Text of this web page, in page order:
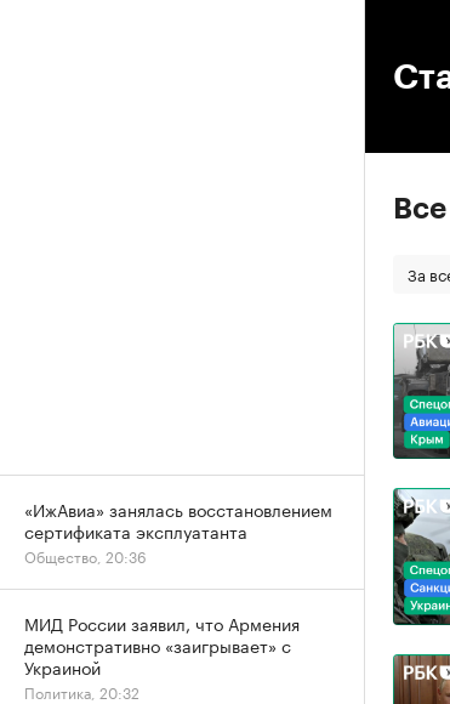
За
«ИжАвиа» занялась восстановлением
сертификата эксплуатанта
Общество, 20:36
МИД России заявил, что Армения
демонстративно «заигрывает» с
Украиной
Политика, 20:32